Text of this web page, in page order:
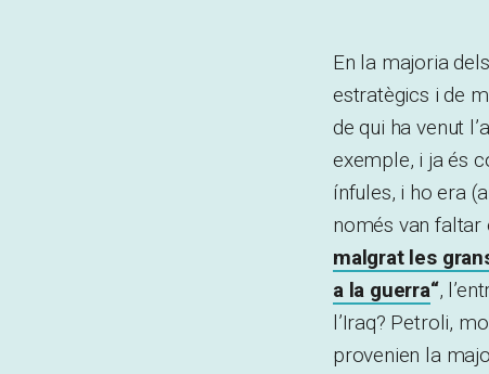
En la majoria
estratègics i de
de qui ha venut
exemple, i ja és
ínfules, i ho era
només van faltar
malgrat les
a la guerra“,
l’Iraq? Petroli,
provenien la